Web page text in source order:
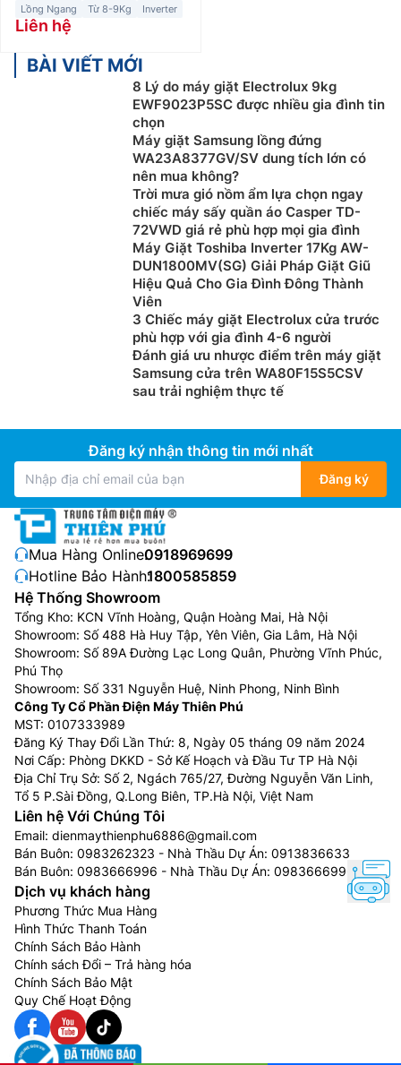
Lồng Ngang Từ 8-9Kg Inverter
Liên hệ
BÀI VIẾT MỚI
8 Lý do máy giặt Electrolux 9kg
EWF9023P5SC được nhiều gia đình tin
chọn
Máy giặt Samsung lồng đứng
WA23A8377GV/SV dung tích lớn có
nên mua không?
Trời mưa gió nồm ẩm lựa chọn ngay
chiếc máy sấy quần áo Casper TD-
72VWD giá rẻ phù hợp mọi gia đình
Máy Giặt Toshiba Inverter 17Kg AW-
DUN1800MV(SG) Giải Pháp Giặt Giũ
Hiệu Quả Cho Gia Đình Đông Thành
Viên
3 Chiếc máy giặt Electrolux cửa trước
phù hợp với gia đình 4-6 người
Đánh giá ưu nhược điểm trên máy giặt
Samsung cửa trên WA80F15S5CSV
sau trải nghiệm thực tế
Đăng ký nhận thông tin mới nhất
Đăng ký
Mua Hàng Online:0918969699
Hotline Bảo Hành:1800585859
Hệ Thống Showroom
Tổng Kho: KCN Vĩnh Hoàng, Quận Hoàng Mai, Hà Nội
Showroom: Số 488 Hà Huy Tập, Yên Viên, Gia Lâm, Hà Nội
Showroom: Số 89A Đường Lạc Long Quân, Phường Vĩnh Phúc,
Phú Thọ
Showroom: Số 331 Nguyễn Huệ, Ninh Phong, Ninh Bình
Công Ty Cổ Phần Điện Máy Thiên Phú
MST: 0107333989
Đăng Ký Thay Đổi Lần Thứ: 8, Ngày 05 tháng 09 năm 2024
Nơi Cấp: Phòng DKKD - Sở Kế Hoạch và Đầu Tư TP Hà Nội
Địa Chỉ Trụ Sở: Số 2, Ngách 765/27, Đường Nguyễn Văn Linh,
Tổ 5 P.Sài Đồng, Q.Long Biên, TP.Hà Nội, Việt Nam
Liên hệ Với Chúng Tôi
Email: dienmaythienphu6886@gmail.com
Bán Buôn: 0983262323 - Nhà Thầu Dự Án: 0913836633
Bán Buôn: 0983666996 - Nhà Thầu Dự Án: 0983666996
Dịch vụ khách hàng
Phương Thức Mua Hàng
Hình Thức Thanh Toán
Chính Sách Bảo Hành
Chính sách Đổi – Trả hàng hóa
Chính Sách Bảo Mật
Quy Chế Hoạt Động